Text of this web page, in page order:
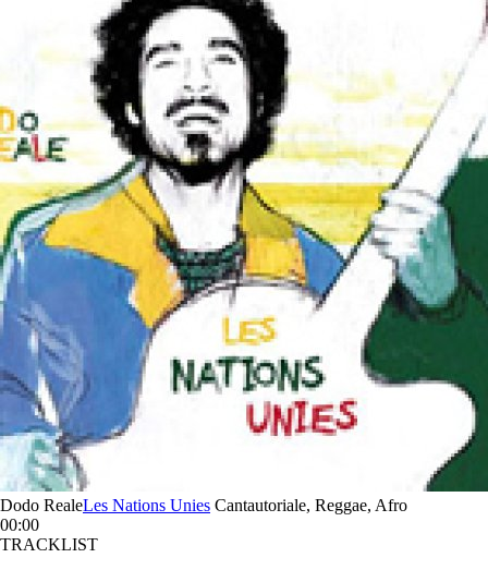
Dodo RealeLes Nations Unies Cantautoriale, Reggae, Afro
00:00
TRACKLIST